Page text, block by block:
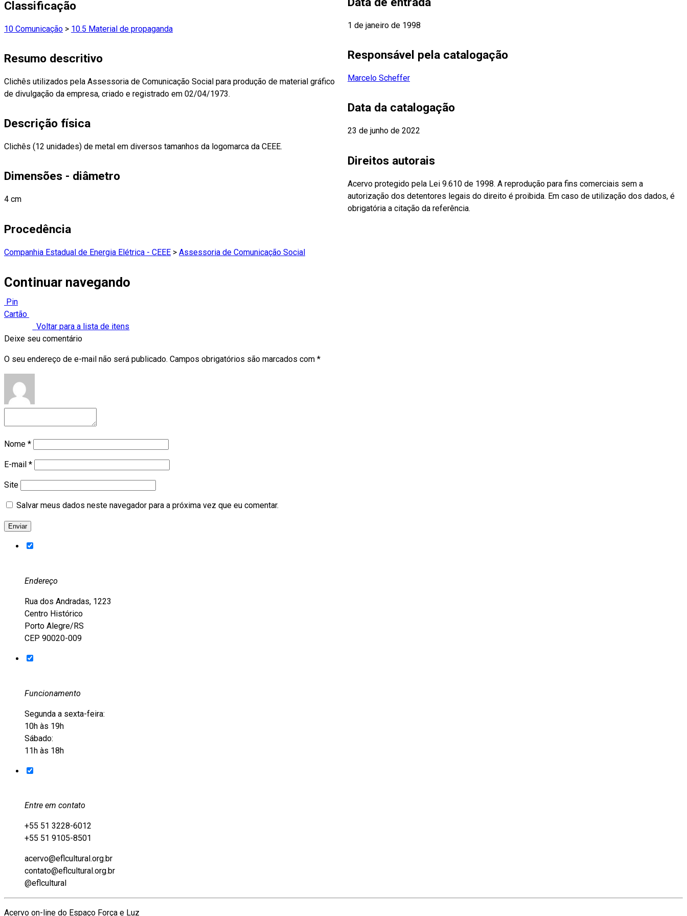
Classificação
10 Comunicação > 10.5 Material de propaganda
Resumo descritivo
Clichês utilizados pela Assessoria de Comunicação Social para produção de material gráfico
de divulgação da empresa, criado e registrado em 02/04/1973.
Descrição física
Clichês (12 unidades) de metal em diversos tamanhos da logomarca da CEEE.
Dimensões - diâmetro
4 cm
Procedência
Companhia Estadual de Energia Elétrica - CEEE > Assessoria de Comunicação Social
1 de janeiro de 1998
Responsável pela catalogação
Marcelo Scheffer
Data da catalogação
23 de junho de 2022
Direitos autorais
Acervo protegido pela Lei 9.610 de 1998. A reprodução para fins comerciais sem a
autorização dos detentores legais do direito é proibida. Em caso de utilização dos dados, é
obrigatória a citação da referência.
Continuar navegando
Pin
Cartão
Voltar para a lista de itens
Deixe seu comentário
O seu endereço de e-mail não será publicado. Campos obrigatórios são marcados com *
Nome *
E-mail *
Site
Salvar meus dados neste navegador para a próxima vez que eu comentar.
Endereço
Rua dos Andradas, 1223
Centro Histórico
Porto Alegre/RS
CEP 90020-009
Funcionamento
Segunda a sexta-feira:
10h às 19h
Sábado:
11h às 18h
Entre em contato
+55 51 3228-6012
+55 51 9105-8501
acervo@eflcultural.org.br
contato@eflcultural.org.br
@eflcultural
Acervo on-line do Espaço Força e Luz